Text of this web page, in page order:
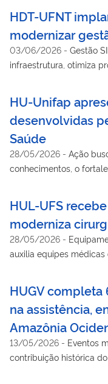
HDT-UFNT
modernizar
03/06/2026 - Gestão
infraestrutura, otimiza
HU-Unifap
desenvolvidas
Saúde
28/05/2026 - Ação
conhecimentos, o
HUL-UFS
moderniza
28/05/2026 -
auxilia equipes
HUGV
na assistência,
Amazônia
13/05/2026 - Eventos
contribuição histórica